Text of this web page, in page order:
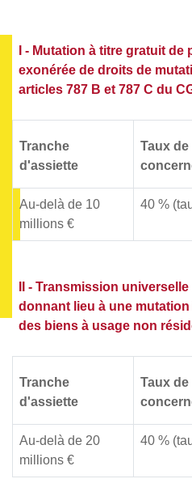
I - Mutation à titre gratuit
exonérée de droits de
articles 787 B et 787 C du
Tranche
d'assiette
Taux
Au-delà de 10
millions €
40 %
II - Transmission
donnant lieu à une
des biens à usage non
Tranche
d'assiette
Taux
Au-delà de 20
millions €
40 %